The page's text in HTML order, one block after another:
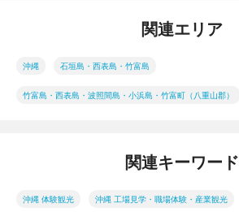
関連エリア
沖縄 石垣島・西表島・竹富島
竹富島・西表島・波照間島・小浜島・竹富町（八重山郡）
関連キーワード
沖縄 体験観光 沖縄 工場見学・職場体験・産業観光